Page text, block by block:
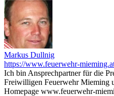
Markus Dullnig
https://www.feuerwehr-
Ich bin Ansprechpartner für die
Freiwilligen Feuerwehr Mieming
Homepage www.feuerwehr-